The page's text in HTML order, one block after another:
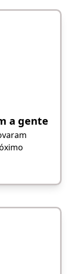
a gente